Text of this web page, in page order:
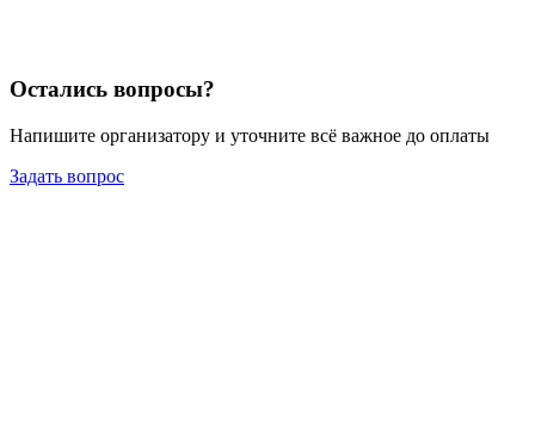
Остались вопросы?
Напишите организатору и уточните всё важное до оплаты
Задать вопрос